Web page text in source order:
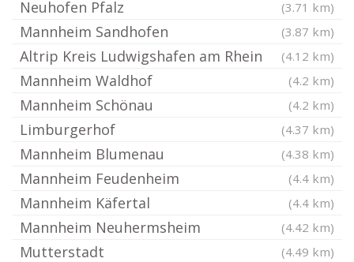
Neuhofen Pfalz (3.71 km)
Mannheim Sandhofen (3.87 km)
Altrip Kreis Ludwigshafen am Rhein (4.12 km)
Mannheim Waldhof (4.2 km)
Mannheim Schönau (4.2 km)
Limburgerhof (4.37 km)
Mannheim Blumenau (4.38 km)
Mannheim Feudenheim (4.4 km)
Mannheim Käfertal (4.4 km)
Mannheim Neuhermsheim (4.42 km)
Mutterstadt (4.49 km)